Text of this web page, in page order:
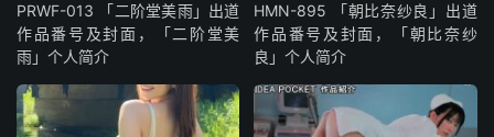
PRWF-013 「二阶堂美雨」出道
作品番号及封面，「二阶堂美
雨」个人简介
HMN-895 「朝比奈纱良」出道
作品番号及封面，「朝比奈纱
良」个人简介